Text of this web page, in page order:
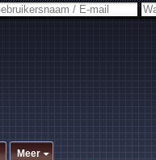
Meer